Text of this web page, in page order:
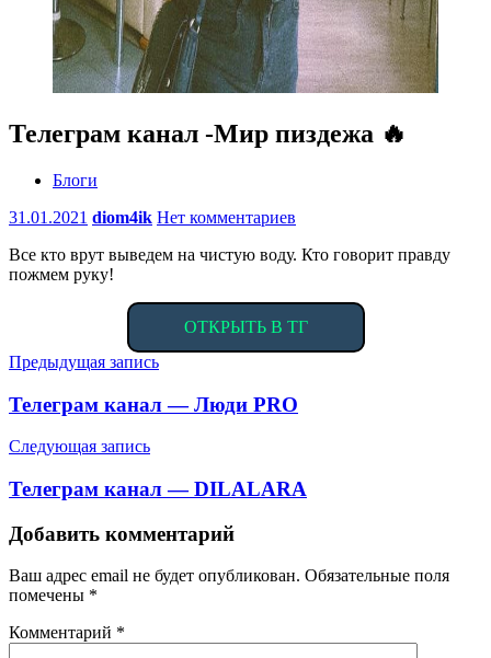
Телеграм канал -Мир пиздежа 🔥
Блоги
31.01.2021 diom4ik Нет комментариев
Все кто врут выведем на чистую воду. Кто говорит правду
пожмем руку!
ОТКРЫТЬ В ТГ
Навигация
по
записям
Предыдущая запись
Телеграм канал — Люди PRO
Следующая запись
Телеграм канал — DILALARA
Добавить комментарий
Ваш адрес email не будет опубликован. Обязательные поля
помечены *
Комментарий *